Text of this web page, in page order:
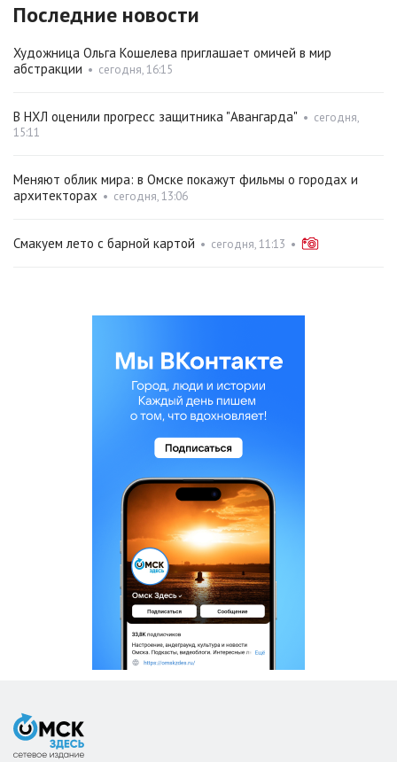
Последние новости
Художница Ольга Кошелева приглашает омичей в мир
абстракции • сегодня, 16:15
В НХЛ оценили прогресс защитника "Авангарда" • сегодня,
15:11
Меняют облик мира: в Омске покажут фильмы о городах и
архитекторах • сегодня, 13:06
Смакуем лето с барной картой • сегодня, 11:13 •